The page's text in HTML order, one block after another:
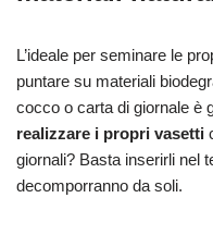
L’ideale per seminare le
puntare su materiali
cocco o carta di giornale è
realizzare i propri vasetti
giornali? Basta inserirli nel
decomporranno da soli.